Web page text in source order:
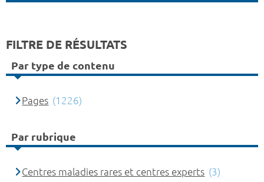
FILTRE DE RÉSULTATS
Par type de contenu
Pages (1226)
Par rubrique
Centres maladies rares et centres experts (3)